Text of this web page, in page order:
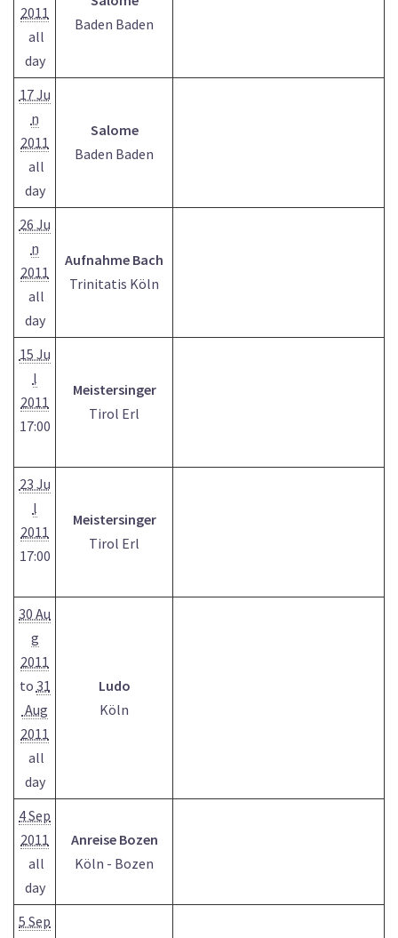
2011
all
day
Baden Baden
17 Ju
n
2011
all
day
Salome
Baden Baden
26 Ju
n
2011
all
day
Aufnahme Bach
Trinitatis Köln
15 Ju
l
2011
17:00
Meistersinger
Tirol Erl
23 Ju
l
2011
17:00
Meistersinger
Tirol Erl
30 Au
g
2011
to 31
Aug
2011
all
day
Ludo
Köln
4 Sep
2011
all
day
Anreise Bozen
Köln - Bozen
5 Sep